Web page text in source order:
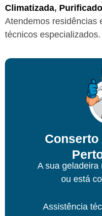
Climatizada,
Atendemos residências
técnicos especializados.
Conserto
A sua geladeira
ou está
Assistência